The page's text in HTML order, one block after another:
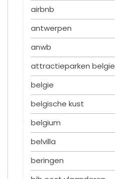
airbnb
antwerpen
anwb
attractieparken belgie
belgie
belgische kust
belgium
belvilla
beringen